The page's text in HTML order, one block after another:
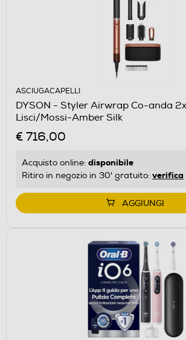
ASCIUGACAPELLI
DYSON - Styler Airwrap Co-anda
Lisci/Mossi-Amber Silk
€ 716,00
Acquisto online: disponibile
Ritiro in negozio in 30' gratuito: verifica
AGGIUNGI